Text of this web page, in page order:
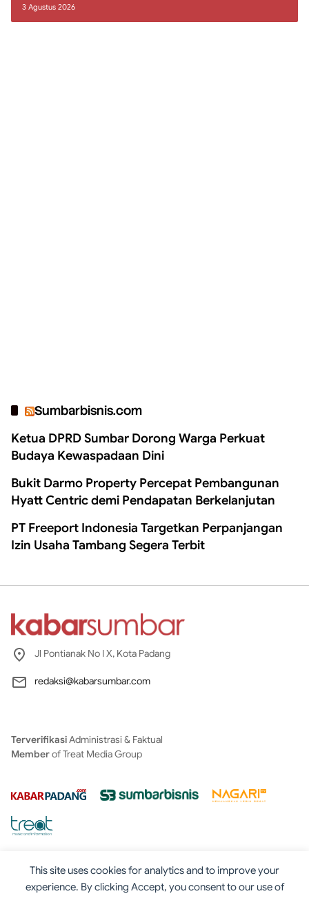
This site uses cookies for analytics and to improve your
experience. By clicking Accept, you consent to our use of
3 Agustus 2026
Sumbarbisnis.com
Ketua DPRD Sumbar Dorong Warga Perkuat
Budaya Kewaspadaan Dini
Bukit Darmo Property Percepat Pembangunan
Hyatt Centric demi Pendapatan Berkelanjutan
PT Freeport Indonesia Targetkan Perpanjangan
Izin Usaha Tambang Segera Terbit
Jl Pontianak No I X, Kota Padang
redaksi@kabarsumbar.com
TerverifikasiAdministrasi & Faktual
Memberof Treat Media Group